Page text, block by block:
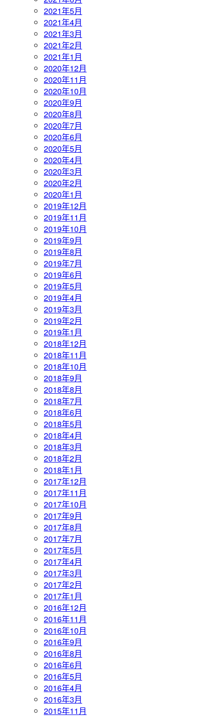
2021年5月
2021年4月
2021年3月
2021年2月
2021年1月
2020年12月
2020年11月
2020年10月
2020年9月
2020年8月
2020年7月
2020年6月
2020年5月
2020年4月
2020年3月
2020年2月
2020年1月
2019年12月
2019年11月
2019年10月
2019年9月
2019年8月
2019年7月
2019年6月
2019年5月
2019年4月
2019年3月
2019年2月
2019年1月
2018年12月
2018年11月
2018年10月
2018年9月
2018年8月
2018年7月
2018年6月
2018年5月
2018年4月
2018年3月
2018年2月
2018年1月
2017年12月
2017年11月
2017年10月
2017年9月
2017年8月
2017年7月
2017年5月
2017年4月
2017年3月
2017年2月
2017年1月
2016年12月
2016年11月
2016年10月
2016年9月
2016年8月
2016年6月
2016年5月
2016年4月
2016年3月
2015年11月